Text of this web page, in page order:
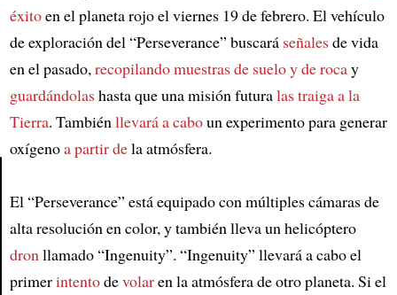
Article
éxitoen el planeta rojo el viernes 19 de febrero. El vehículo
de exploración del “Perseverance” buscará señalesde vida
en el pasado, recopilandomuestras de suelo y de rocay
guardándolashasta que una misión futuralas traiga ala
Tierra. También llevará a caboun experimento para generar
oxígenoa partir dela atmósfera.
El “Perseverance” está equipado con múltiples cámaras de
alta resolución en color, y también lleva un helicóptero
dron llamado “Ingenuity”. “Ingenuity” llevará a cabo el
primerintentodevolaren la atmósfera de otro planeta. Si el